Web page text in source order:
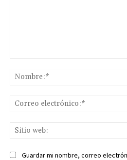
Guardar mi nombre, correo